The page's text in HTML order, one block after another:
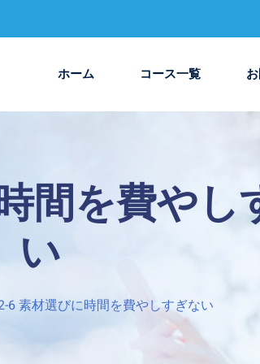
ホーム コース一覧
間を費やし
い
6 素材選びに時間を費やしすぎない